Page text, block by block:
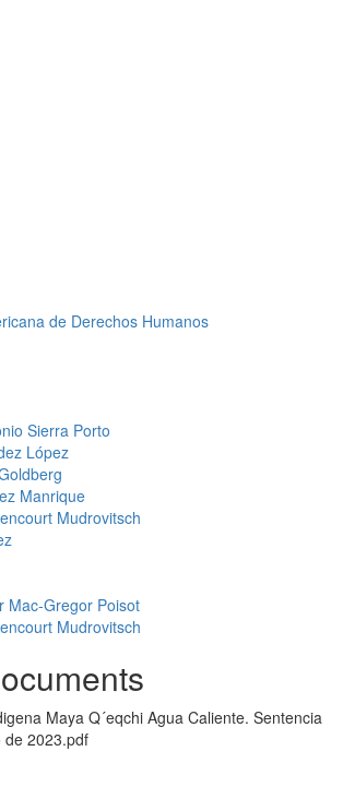
de Derechos Humanos
Sierra Porto
López
Manrique
Mudrovitsch
Mac-Gregor Poisot
Mudrovitsch
Maya Q´eqchi Agua Caliente. Sentencia
de 2023.pdf